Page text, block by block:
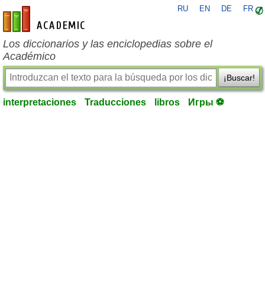
es-academic.com
RU EN DE FR
Los diccionarios y las enciclopedias sobre el
Académico
¡Buscar!
interpretaciones Traducciones libros Игры ⚽